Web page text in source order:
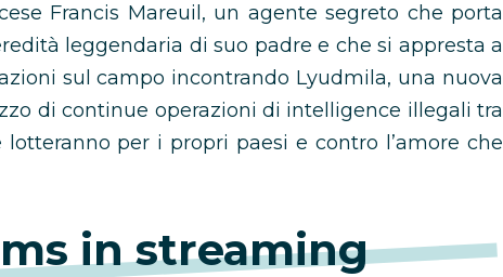
Francis Mareuil, un agente segreto che porta
leggendaria di suo padre e che si appresta a
sul campo incontrando Lyudmila, una nuova
di continue operazioni di intelligence illegali tra
lotteranno per i propri paesi e contro l’amore che
in streaming